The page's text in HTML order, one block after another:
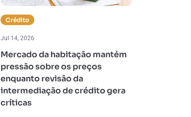
Crédito
Jul 14, 2026
Mercado da habitação mantém
pressão sobre os preços
enquanto revisão da
intermediação de crédito gera
críticas